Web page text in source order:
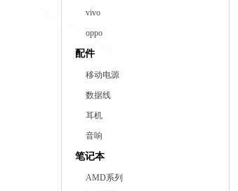
vivo
oppo
配件
移动电源
数据线
耳机
音响
笔记本
AMD系列